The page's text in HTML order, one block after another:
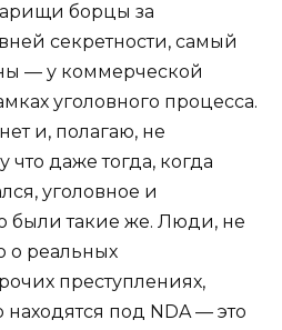
борцы за
секретности, самый
— у коммерческой
уголовного процесса.
и, полагаю, не
даже тогда, когда
уголовное и
были такие же. Люди, не
о реальных
преступлениях,
находятся под NDA — это